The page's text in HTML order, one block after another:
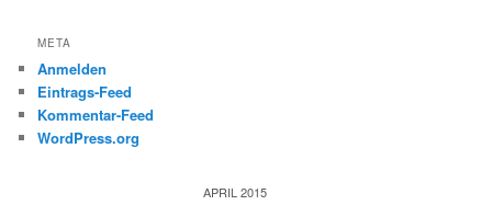
META
Anmelden
Eintrags-Feed
Kommentar-Feed
WordPress.org
APRIL 2015